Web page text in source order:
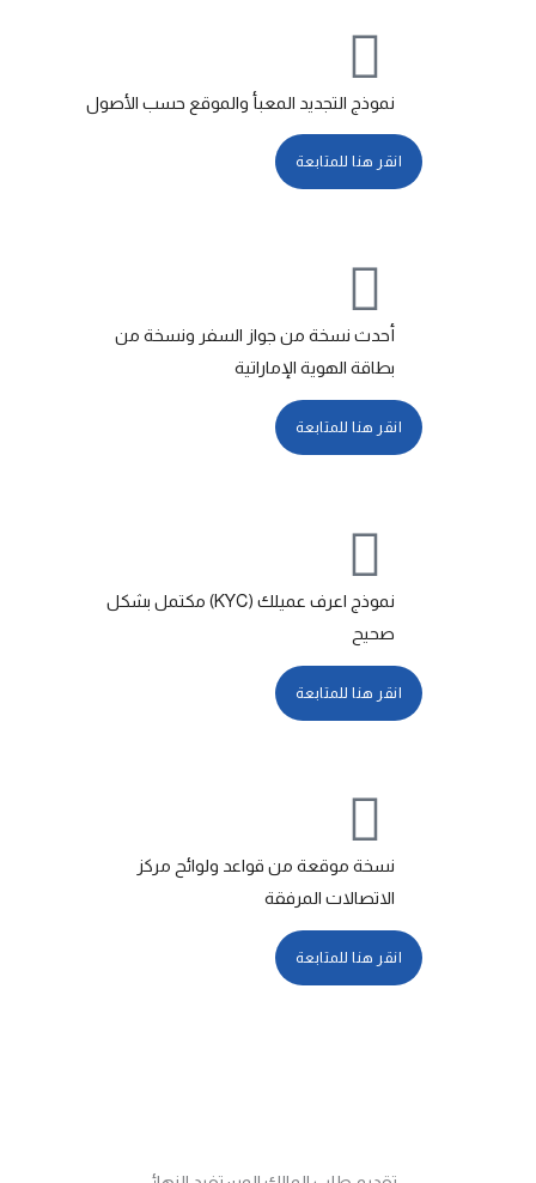
نموذج التجديد المعبأ والموقع حسب الأصول
انقر هنا للمتابعة
أحدث نسخة من جواز السفر ونسخة من
بطاقة الهوية الإماراتية
انقر هنا للمتابعة
نموذج اعرف عميلك (KYC) مكتمل بشكل
انقر هنا للمتابعة
نسخة موقعة من قواعد ولوائح مركز
الاتصالات المرفقة
انقر هنا للمتابعة